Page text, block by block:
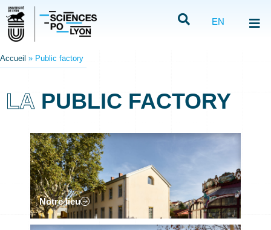
EN
Accueil » Public factory
LA PUBLIC FACTORY
Notre lieu